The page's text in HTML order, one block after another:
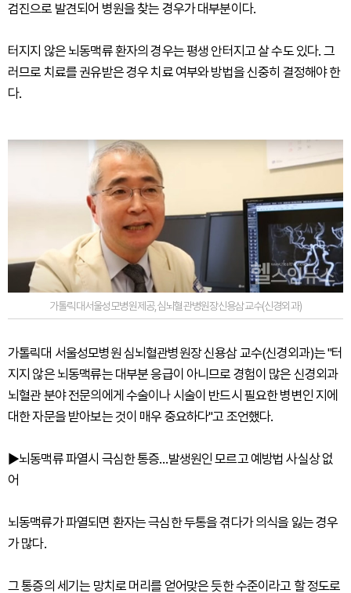
검진으로 발견되어 병원을 찾는 경우가 대부분이다.
터지지 않은 뇌동맥류 환자의 경우는 평생 안터지고 살 수도 있다. 그
러므로 치료를 권유받은 경우 치료 여부와 방법을 신중히 결정해야 한
다.
가톨릭대서울성모병원제공,심뇌혈관병원장신용삼교수(신경외과)
가톨릭대 서울성모병원 심뇌혈관병원장 신용삼 교수(신경외과)는 "터
지지 않은 뇌동맥류는 대부분 응급이 아니므로 경험이 많은 신경외과
뇌혈관 분야 전문의에게 수술이나 시술이 반드시 필요한 병변인 지에
대한 자문을 받아보는 것이 매우 중요하다"고 조언했다.
▶뇌동맥류 파열시 극심한 통증…발생원인 모르고 예방법 사실상 없
어
뇌동맥류가 파열되면 환자는 극심한 두통을 겪다가 의식을 잃는 경우
가 많다.
그 통증의 세기는 망치로 머리를 얻어맞은 듯한 수준이라고 할 정도로